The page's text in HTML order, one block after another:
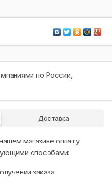
по России,
Доставка
магазине оплату
способами:
заказа